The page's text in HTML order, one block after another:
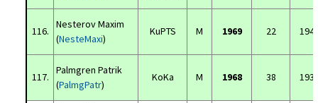
116.
Nesterov Maxim
(NesteMaxi)
KuPTS M 1969 22
117.
Palmgren Patrik
(PalmgPatr)
KoKa M 1968 38